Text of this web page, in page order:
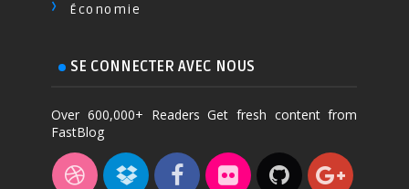
Économie
SE CONNECTER AVEC NOUS
Over 600,000+ Readers Get fresh content from
FastBlog